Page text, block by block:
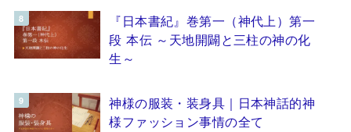
『日本書紀』巻第一（神代上）第一
段 本伝 ～天地開闢と三柱の神の化
生～
神様の服装・装身具｜日本神話的神
様ファッション事情の全て